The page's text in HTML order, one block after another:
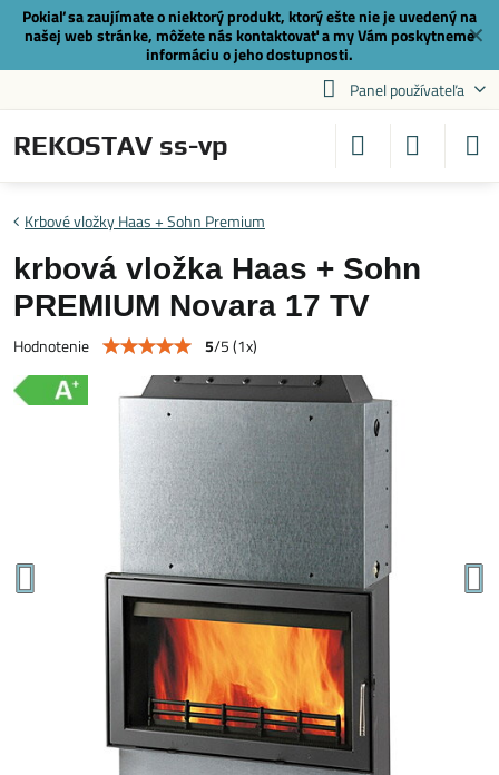
✕
Pokiaľ sa zaujímate o niektorý produkt, ktorý ešte nie je uvedený na
našej web stránke, môžete nás kontaktovaťa my Vám poskytneme
informáciu o jeho dostupnosti.
Panel používateľa
REKOSTAV ss-vp
Krbové vložky Haas + Sohn Premium
krbová vložka Haas + Sohn
PREMIUM Novara 17 TV
Hodnotenie 5/5(1x)